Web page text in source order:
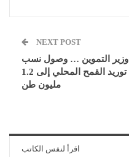
NEXT POST
وزير التموين … وصول نسب
توريد القمح المحلي إلى 1.2
مليون طن
اقرأ لنفس الكاتب